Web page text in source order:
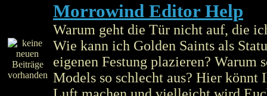
Morrowind Editor Help
Warum geht die Tür nicht auf, die
Wie kann ich Golden Saints als
eigenen Festung plazieren? Warum
Models so schlecht aus? Hier könnt